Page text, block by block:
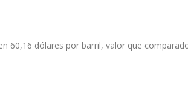
60,16 dólares por barril, valor que